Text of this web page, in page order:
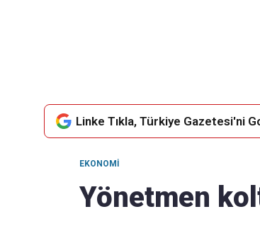
Linke Tıkla, Türkiye Gazetesi'ni
EKONOMI
Yönetmen